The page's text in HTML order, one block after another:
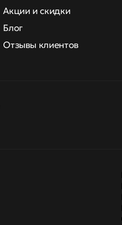
Акции и скидки
Блог
Отзывы клиентов